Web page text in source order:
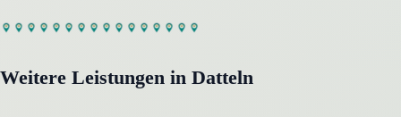
Weitere Leistungen in Datteln